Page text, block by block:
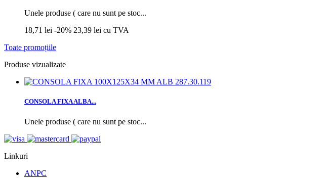
Unele produse ( care nu sunt pe stoc...
18,71 lei -20% 23,39 lei cu TVA
Toate promoțiile
Produse vizualizate
CONSOLA FIXA ALBA...
Unele produse ( care nu sunt pe stoc...
Linkuri
ANPC